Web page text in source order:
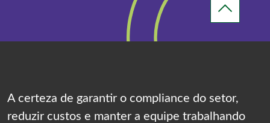
A certeza de garantir o compliance do setor,
reduzir custos e manter a equipe trabalhando